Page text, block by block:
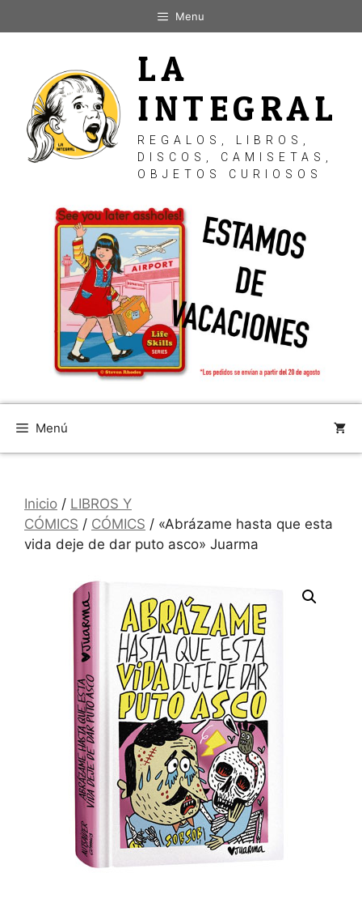
al
Menu
LA
INTEGRAL
REGALOS, LIBROS,
DISCOS, CAMISETAS,
OBJETOS CURIOSOS
Menú
Inicio / LIBROS Y
CÓMICS / CÓMICS / «Abrázame hasta que esta
vida deje de dar puto asco» Juarma